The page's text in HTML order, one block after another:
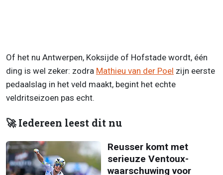
Of het nu Antwerpen, Koksijde of Hofstade wordt, één
ding is wel zeker: zodra Mathieu van der Poel zijn eerste
pedaalslag in het veld maakt, begint het echte
veldritseizoen pas echt.
🚀 Iedereen leest dit nu
Reusser komt met
serieuze Ventoux-
waarschuwing voor